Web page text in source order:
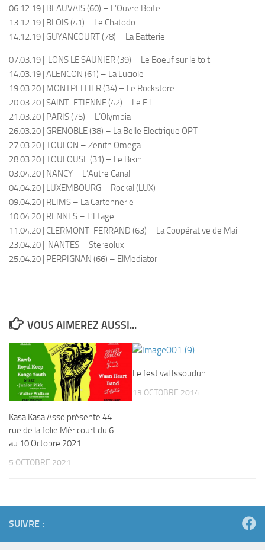
06.12.19 | BEAUVAIS (60) – L’Ouvre Boite
13.12.19 | BLOIS (41) – Le Chatodo
14.12.19 | GUYANCOURT (78) – La Batterie
07.03.19 | LONS LE SAUNIER (39) – Le Boeuf sur le toit
14.03.19 | ALENCON (61) – La Luciole
19.03.20 | MONTPELLIER (34) – Le Rockstore
20.03.20 | SAINT-ETIENNE (42) – Le Fil
21.03.20 | PARIS (75) – L’Olympia
26.03.20 | GRENOBLE (38) – La Belle Electrique OPT
27.03.20 | TOULON – Zenith Omega
28.03.20 | TOULOUSE (31) – Le Bikini
03.04.20 | NANCY – L’Autre Canal
04.04.20 | LUXEMBOURG – Rockal (LUX)
09.04.20 | REIMS – La Cartonnerie
10.04.20 | RENNES – L’Etage
11.04.20 | CLERMONT-FERRAND (63) – La Coopérative de Mai
23.04.20 | NANTES – Stereolux
25.04.20 | PERPIGNAN (66) – ElMediator
VOUS AIMEREZ AUSSI...
Kasa Kasa Asso présente 44
rue de la folie Méricourt du 6
au 10 Octobre 2021
5 OCTOBRE 2021
Le festival Issoudun
13 OCTOBRE 2014
SUIVRE :